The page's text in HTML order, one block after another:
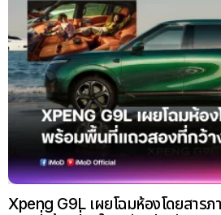
Xpeng G9L เผยโฉมห้องโดยสาร